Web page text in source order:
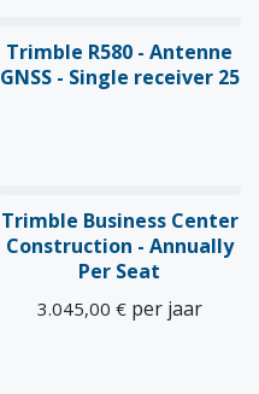
Trimble R580 - Antenne
GNSS - Single receiver 25
Trimble Business Center
Construction - Annually
Per Seat
3.045,00 € per jaar